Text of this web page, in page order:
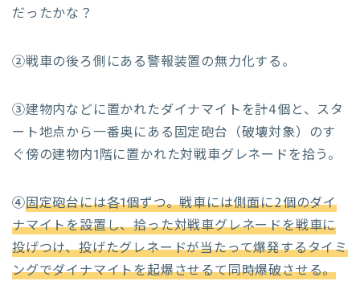
だったかな？
②戦車の後ろ側にある警報装置の無力化する。
③建物内などに置かれたダイナマイトを計4個と、スタ
ート地点から一番奥にある固定砲台（破壊対象）のす
ぐ傍の建物内1階に置かれた対戦車グレネードを拾う。
④固定砲台には各1個ずつ。戦車には側面に2個のダイ
ナマイトを設置し、拾った対戦車グレネードを戦車に
投げつけ、投げたグレネードが当たって爆発するタイミ
ングでダイナマイトを起爆させるて同時爆破させる。